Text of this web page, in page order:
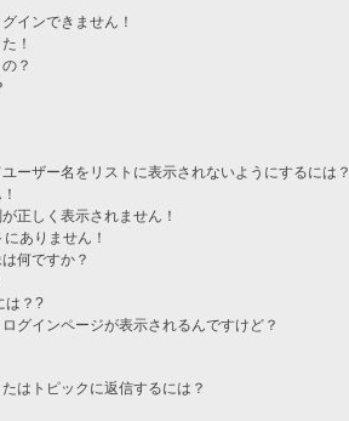
インできません！
！
？
ーザー名をリストに表示されないようにするには？
正しく表示されません！
ありません！
何ですか？
は？?
グインページが表示されるんですけど？
はトピックに返信するには？